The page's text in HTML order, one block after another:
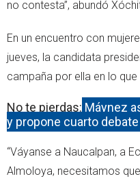
no contesta”, abundó
En un encuentro con
jueves, la candidata
campaña por ella en lo
No te pierdas: Máynez
y propone cuarto debate
“Váyanse a Naucalpan, a
Almoloya, necesitamos